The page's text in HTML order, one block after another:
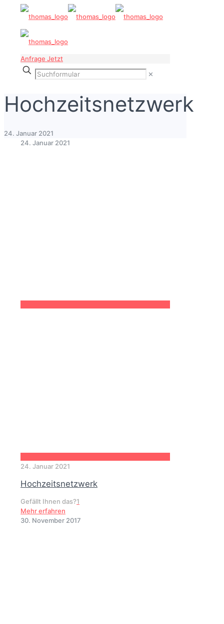
Anfrage Jetzt
✕
Hochzeitsnetzwerk
24. Januar 2021
24. Januar 2021
24. Januar 2021
Hochzeitsnetzwerk
Gefällt Ihnen das?1
Mehr erfahren
30. November 2017